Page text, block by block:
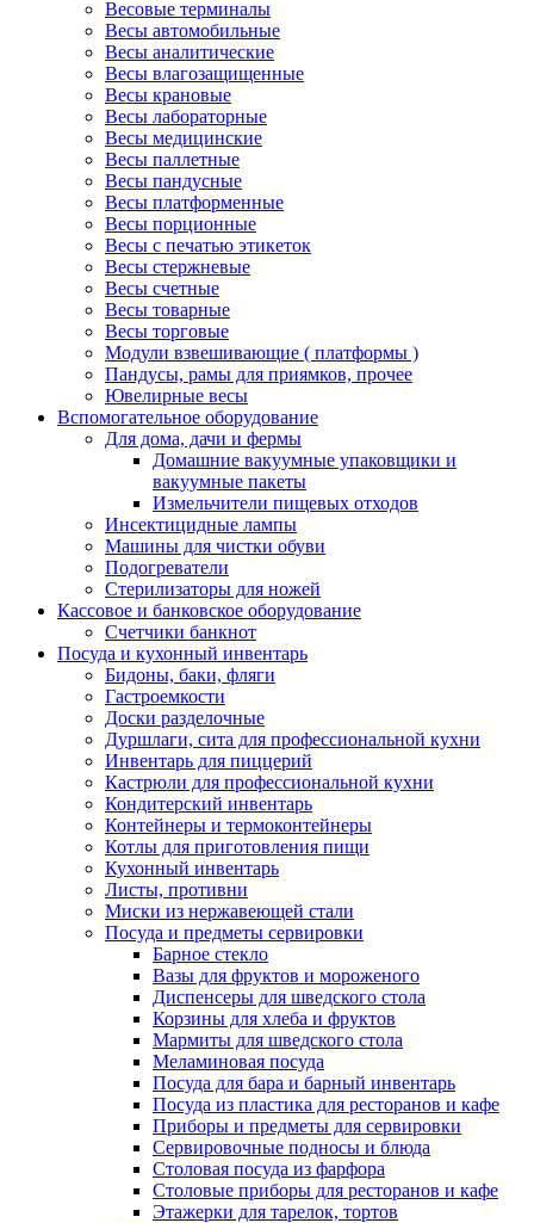
Весовые терминалы
Весы автомобильные
Весы аналитические
Весы влагозащищенные
Весы крановые
Весы лабораторные
Весы медицинские
Весы паллетные
Весы пандусные
Весы платформенные
Весы порционные
Весы с печатью этикеток
Весы стержневые
Весы счетные
Весы товарные
Весы торговые
Модули взвешивающие ( платформы )
Пандусы, рамы для приямков, прочее
Ювелирные весы
Вспомогательное оборудование
Для дома, дачи и фермы
Домашние вакуумные упаковщики и
вакуумные пакеты
Измельчители пищевых отходов
Инсектицидные лампы
Машины для чистки обуви
Подогреватели
Стерилизаторы для ножей
Кассовое и банковское оборудование
Счетчики банкнот
Посуда и кухонный инвентарь
Бидоны, баки, фляги
Гастроемкости
Доски разделочные
Дуршлаги, сита для профессиональной кухни
Инвентарь для пиццерий
Кастрюли для профессиональной кухни
Кондитерский инвентарь
Контейнеры и термоконтейнеры
Котлы для приготовления пищи
Кухонный инвентарь
Листы, противни
Миски из нержавеющей стали
Посуда и предметы сервировки
Барное стекло
Вазы для фруктов и мороженого
Диспенсеры для шведского стола
Корзины для хлеба и фруктов
Мармиты для шведского стола
Меламиновая посуда
Посуда для бара и барный инвентарь
Посуда из пластика для ресторанов и кафе
Приборы и предметы для сервировки
Сервировочные подносы и блюда
Столовая посуда из фарфора
Столовые приборы для ресторанов и кафе
Этажерки для тарелок, тортов